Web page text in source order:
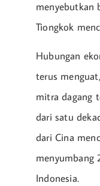
menyebutkan
Tiongkok
Hubungan
terus
mitra dagang
dari satu
dari Cina
Indonesia.